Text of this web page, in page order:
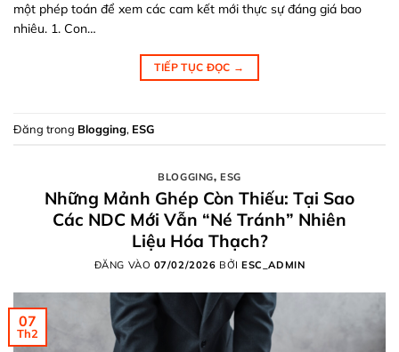
một phép toán để xem các cam kết mới thực sự đáng giá bao
nhiêu. 1. Con…
TIẾP TỤC ĐỌC →
Đăng trong Blogging, ESG
BLOGGING, ESG
Những Mảnh Ghép Còn Thiếu: Tại Sao
Các NDC Mới Vẫn “Né Tránh” Nhiên
Liệu Hóa Thạch?
ĐĂNG VÀO 07/02/2026 BỞIESC_ADMIN
07
Th2